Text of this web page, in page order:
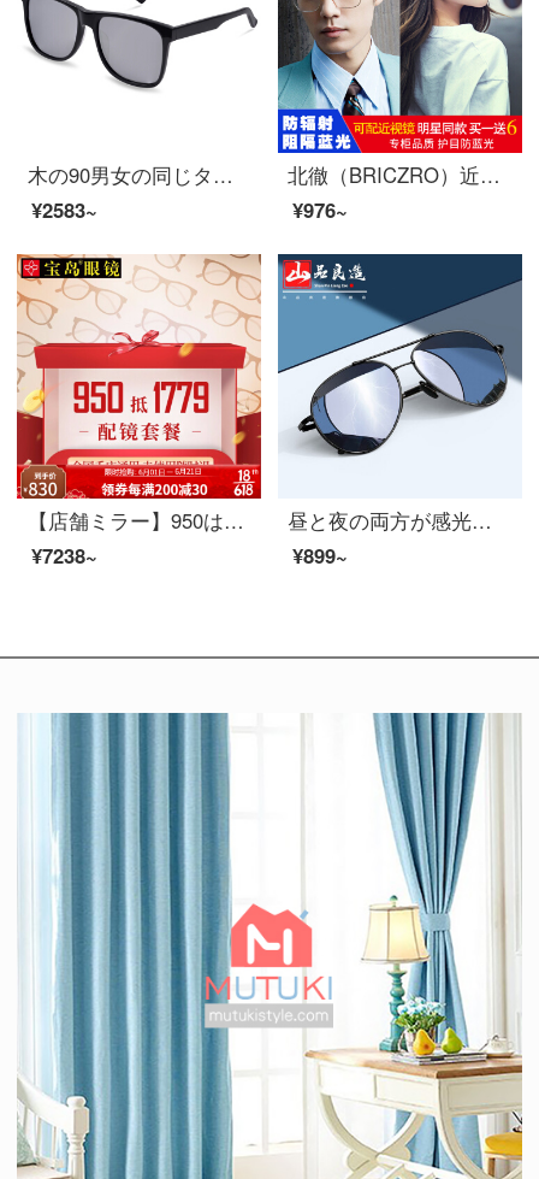
木の90男女の同じタイプの黒い額縁の水銀の膜のレンズの四角のファッション的な偏光のサングラスのMS 11061 C 02
¥2583~
北徹（BRICZRO）近視メガネ男近視鏡女肖戦同じスタール配眼鏡配度数防青色眼鏡眼鏡眼鏡眼鏡眼鏡眼鏡眼鏡眼鏡眼鏡眼鏡眼鏡眼鏡眼鏡眼鏡眼鏡眼鏡眼鏡目の平眼鏡滑り止めスターゴールドフレーム防ブルーレイ無度数レンズが必要な場合は、他の項目を撮影してください。
¥976~
【店舗ミラー】950は1779セットのメガネ券の近視メガネフレームのレンズとメガネの宝島メガネに当たります。
¥7238~
昼と夜の両方が感光で変色した偏光サングラスを使い、男女が車でサングラスをかけて釣りをしています。運転手の車の保護眼専用メガネパイロットは夜のメガネで紫外線を防いでいます。
¥899~